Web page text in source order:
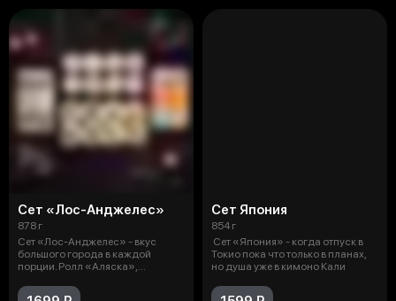
Сет «Лос-Анджелес»
878 г
Сет «Лос-Анджелес» - вкус
большого города в каждой
порции. Ролл «Аляска»,
Сет Япония
854 г
Сет «Япония» - когда отпуск в
Токио пока что только в планах,
но душа уже в кимоно Кали